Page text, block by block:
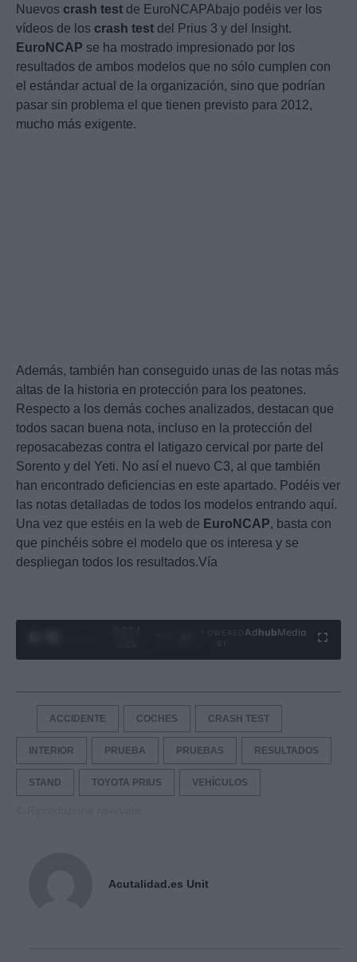
Nuevos crash test de EuroNCAPAbajo podéis ver los
vídeos de los crash test del Prius 3 y del Insight.
EuroNCAP se ha mostrado impresionado por los
resultados de ambos modelos que no sólo cumplen con
el estándar actual de la organización, sino que podrían
pasar sin problema el que tienen previsto para 2012,
mucho más exigente.
Además, también han conseguido unas de las notas más
altas de la historia en protección para los peatones.
Respecto a los demás coches analizados, destacan que
todos sacan buena nota, incluso en la protección del
reposacabezas contra el latigazo cervical por parte del
Sorento y del Yeti. No así el nuevo C3, al que también
han encontrado deficiencias en este apartado. Podéis ver
las notas detalladas de todos los modelos entrando aquí.
Una vez que estéis en la web de EuroNCAP, basta con
que pinchéis sobre el modelo que os interesa y se
despliegan todos los resultados.Vía
0:28 /
Ad hubMedia
ACCIDENTE COCHES CRASH TEST
INTERIOR PRUEBA PRUEBAS RESULTADOS
STAND TOYOTA PRIUS VEHÍCULOS
Acutalidad.es Unit